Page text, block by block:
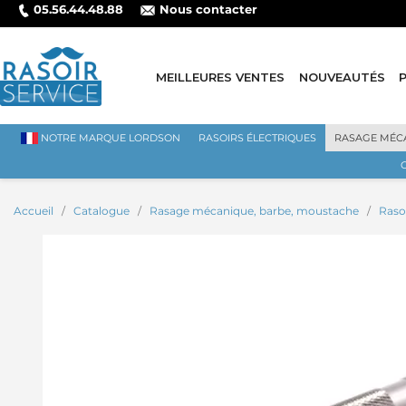
05.56.44.48.88 Nous contacter
MEILLEURES VENTES NOUVEAUTÉS
NOTRE MARQUE LORDSON RASOIRS ÉLECTRIQUES RASAGE
Accueil Catalogue Rasage mécanique, barbe, moustache